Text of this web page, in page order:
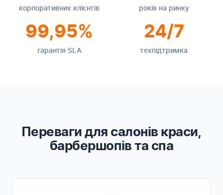
корпоративних клієнтів років на ринку
99,95%
гарантія SLA
24/7
техпідтримка
Переваги для салонів краси,
барбершопів та спа